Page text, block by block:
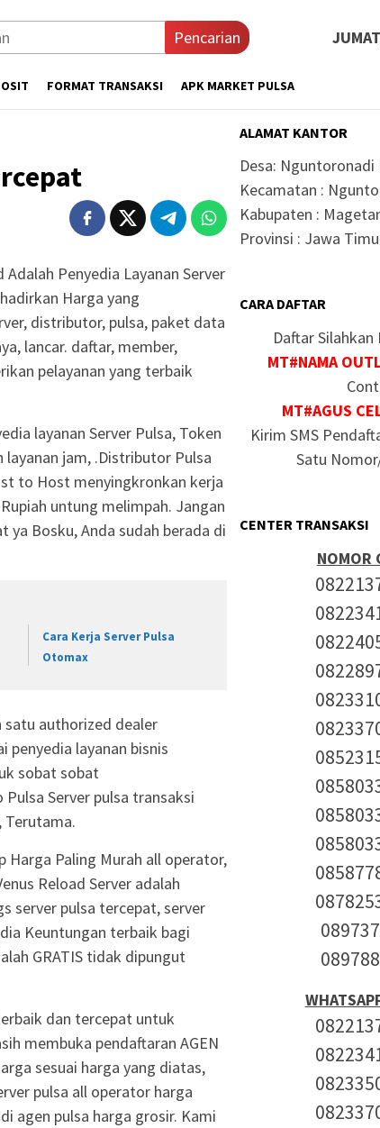
Pencarian
FORMAT TRANSAKSI APK MARKET PULSA
Adalah Penyedia Layanan Server
Harga yang
distributor, pulsa, paket data
lancar. daftar, member,
pelayanan yang terbaik
layanan Server Pulsa, Token
layanan jam, .Distributor Pulsa
to Host menyingkronkan kerja
untung melimpah. Jangan
Bosku, Anda sudah berada di
Cara Kerja Server Pulsa
Otomax
satu authorized dealer
penyedia layanan bisnis
sobat sobat
Server pulsa transaksi
Terutama.
Harga Paling Murah all operator,
Reload Server adalah
server pulsa tercepat, server
Keuntungan terbaik bagi
GRATIS tidak dipungut
dan tercepat untuk
membuka pendaftaran AGEN
sesuai harga yang diatas,
pulsa all operator harga
agen pulsa harga grosir. Kami
ALAMAT KANTOR
Desa: Nguntoronadi
Kecamatan :
Kabupaten :
Provinsi : Jawa
CARA DAFTAR
Daftar Silahkan
MT#NAMA
MT#AGUS
Kirim SMS
Satu
CENTER TRANSAKSI
NOMOR